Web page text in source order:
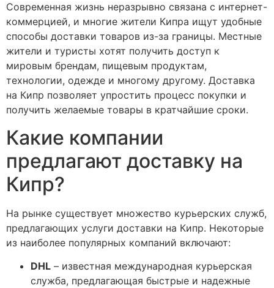
Современная жизнь неразрывно связана с интернет-
коммерцией, и многие жители Кипра ищут удобные
способы доставки товаров из-за границы. Местные
жители и туристы хотят получить доступ к
мировым брендам, пищевым продуктам,
технологии, одежде и многому другому. Доставка
на Кипр позволяет упростить процесс покупки и
получить желаемые товары в кратчайшие сроки.
Какие компании
предлагают доставку на
Кипр?
На рынке существует множество курьерских служб,
предлагающих услуги доставки на Кипр. Некоторые
из наиболее популярных компаний включают:
DHL – известная международная курьерская
служба, предлагающая быстрые и надежные